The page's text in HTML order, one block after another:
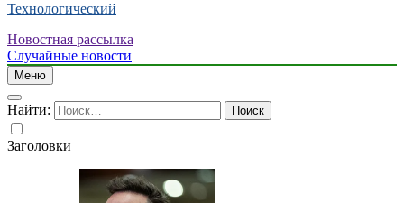
Технологический
Новостная рассылка
Случайные новости
Меню
Найти:
Заголовки